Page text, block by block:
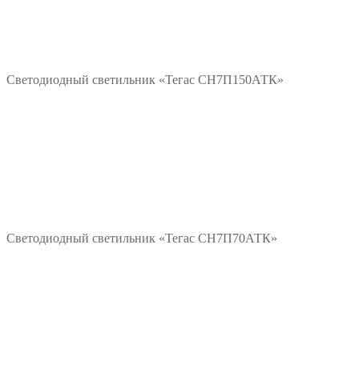
Светодиодный светильник «Тегас СН7П150АТК»
Светодиодный светильник «Тегас СН7П70АТК»